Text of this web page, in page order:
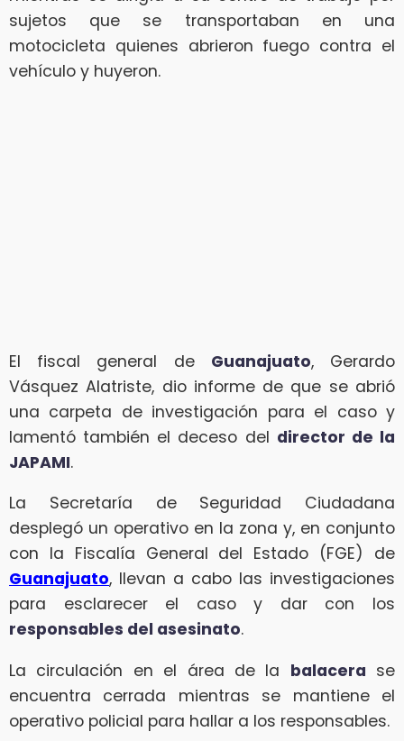
sujetos que se transportaban en una
motocicleta quienes abrieron fuego contra el
vehículo y huyeron.
El fiscal general de Guanajuato, Gerardo
Vásquez Alatriste, dio informe de que se abrió
una carpeta de investigación para el caso y
lamentó también el deceso del director de la
JAPAMI.
La Secretaría de Seguridad Ciudadana
desplegó un operativo en la zona y, en conjunto
con la Fiscalía General del Estado (FGE) de
Guanajuato, llevan a cabo las investigaciones
para esclarecer el caso y dar con los
responsables del asesinato.
La circulación en el área de la balacera se
encuentra cerrada mientras se mantiene el
operativo policial para hallar a los responsables.